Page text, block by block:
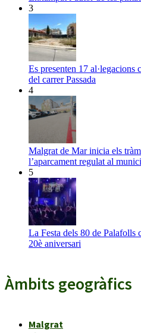
3
Es presenten 17 al·legacions
del carrer Passada
4
Malgrat de Mar inicia els
l’aparcament regulat al
5
La Festa dels 80 de Palafolls
20è aniversari
Àmbits geogràfics
Malgrat